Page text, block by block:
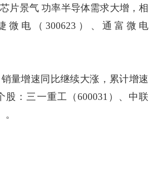
片景气 功率半导体需求大增，相
微电（300623）、通富微电
量增速同比继续大涨，累计增速
股：三一重工（600031）、中联